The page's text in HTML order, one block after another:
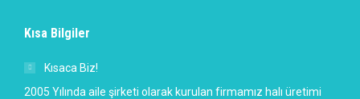
Kısa Bilgiler
Kısaca Biz!
2005 Yılında aile şirketi olarak kurulan firmamız halı üretimi